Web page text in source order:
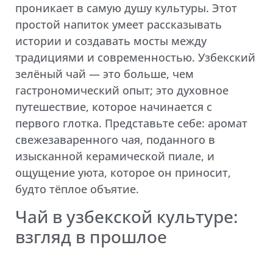
проникает в самую душу культуры. Этот
простой напиток умеет рассказывать
истории и создавать мосты между
традициями и современностью. Узбекский
зелёный чай — это больше, чем
гастрономический опыт; это духовное
путешествие, которое начинается с
первого глотка. Представьте себе: аромат
свежезаваренного чая, поданного в
изысканной керамической пиале, и
ощущение уюта, которое он приносит,
будто тёплое объятие.
Чай в узбекской культуре:
взгляд в прошлое